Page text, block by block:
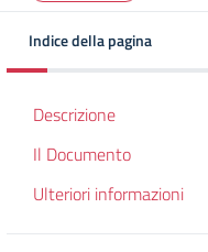
Indice della pagina
Descrizione
Il Documento
Ulteriori informazioni